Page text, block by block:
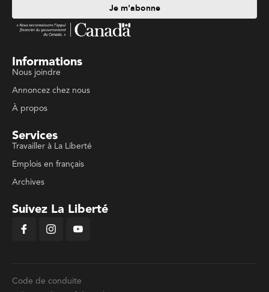
Je m'abonne
Informations
Nous joindre
Annoncez chez nous
À propos
Services
Travailler à La Liberté
Emplois en français
Archives
Suivez La Liberté
Code de conduite